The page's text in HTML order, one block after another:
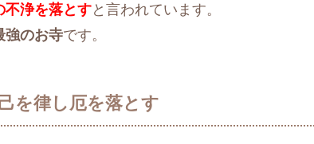
不浄を落とすと言われています。
強のお寺です。
を律し厄を落とす